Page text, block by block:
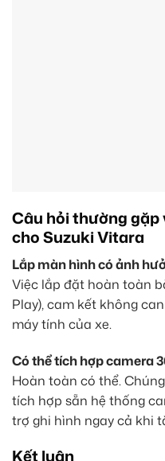
Câu hỏi thường gặp
cho Suzuki Vitara
Lắp màn hình có ảnh
Việc lắp đặt hoàn toàn
Play), cam kết không
máy tính của xe.
Có thể tích hợp camera
Hoàn toàn có thể.
tích hợp sẵn hệ thống
trợ ghi hình ngay cả khi
Kết luận